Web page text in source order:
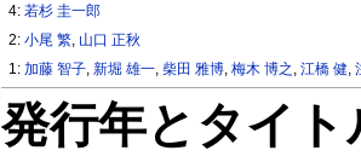
4:若杉 圭一郎
2:小尾 繁, 山口 正秋
1:加藤 智子,新堀 雄一,柴田 雅博,梅木 博之 ,江橋 健,
発行年とタイ